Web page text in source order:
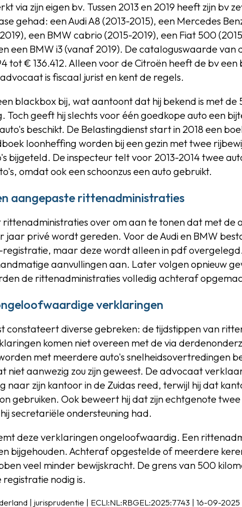
via zijn eigen bv. Tussen 2013 en 2019 heeft zijn bv
gehad: een Audi A8 (2013-2015), een Mercedes
een BMW cabrio (2015-2019), een Fiat 500
een BMW i3 (vanaf 2019). De cataloguswaarde van
tot € 136.412. Alleen voor de Citroën heeft de bv een
is fiscaal jurist en kent de regels.
blackbox bij, wat aantoont dat hij bekend is met de
Toch geeft hij slechts voor één goedkope auto een
beschikt. De Belastingdienst start in 2018 een
loonheffing worden bij een gezin met twee
bijgeteld. De inspecteur telt voor 2013-2014 twee
omdat ook een schoonzus een auto gebruikt.
aangepaste rittenadministraties
over om aan te tonen dat met de
jaar privé wordt gereden. Voor de Audi en BMW
maar deze wordt alleen in pdf
aanvullingen aan. Later volgen opnieuw
de rittenadministraties volledig achteraf
verklaringen
constateert diverse gebreken: de tijdstippen van
komen niet overeen met de via
met meerdere auto's snelheidsovertredingen
niet aanwezig zou zijn geweest. De advocaat
naar zijn kantoor in de Zuidas reed, terwijl hij dat
gebruiken. Ook beweert hij dat zijn echtgenote
secretariële ondersteuning had.
deze verklaringen ongeloofwaardig. Een
bijgehouden. Achteraf opgestelde of meerdere
veel minder bewijskracht. De grens van 500
nodig is.
| jurisprudentie | ECLI:NL:RBGEL:2025:7743 | 16-09-2025